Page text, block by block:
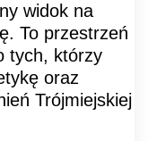
widok na
To przestrzeń
tych, którzy
oraz
Trójmiejskiej